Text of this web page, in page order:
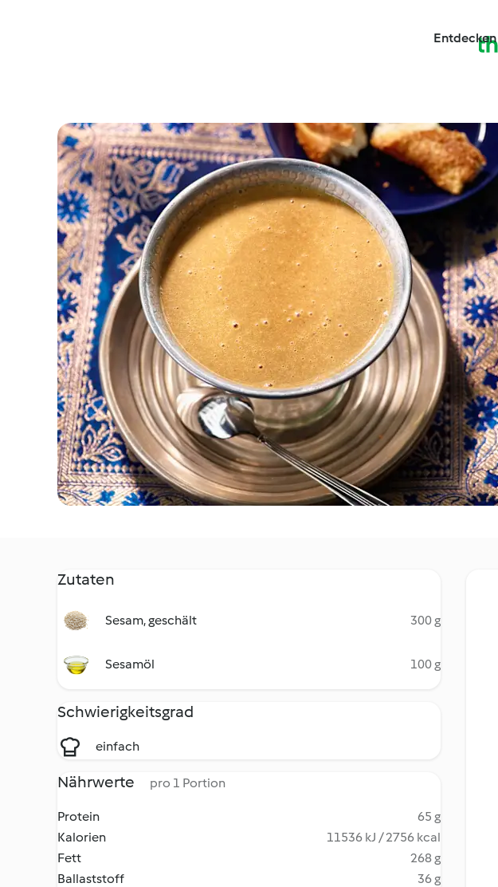
Entdecken
Zutaten
Sesam, geschält 300 g
Sesamöl 100 g
Schwierigkeitsgrad
einfach
Nährwerte pro 1 Portion
Protein
65 g
Kalorien
11536 kJ / 2756 kcal
Fett
268 g
Ballaststoff
36 g